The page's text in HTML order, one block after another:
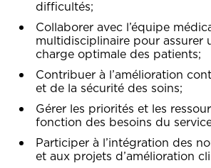
difficultés;
Collaborer avec l’équipe
multidisciplinaire pour assurer
charge optimale des patients;
Contribuer à l’amélioration
et de la sécurité des soins;
Gérer les priorités et les
fonction des besoins du
Participer à l’intégration des
et aux projets d’amélioration